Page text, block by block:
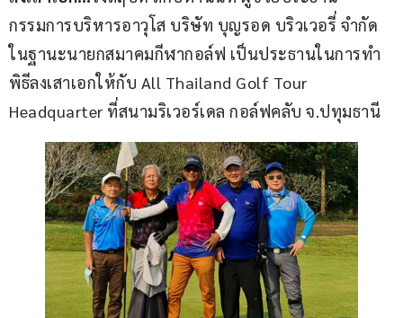
กรรมการบริหารอาวุโส บริษัท บุญรอด บริวเวอรี่ จำกัด
ในฐานะนายกสมาคมกีฬากอล์ฟ เป็นประธานในการทำ
พิธีลงเสาเอกให้กับ All Thailand Golf Tour
Headquarter ที่สนามริเวอร์เดล กอล์ฟคลับ จ.ปทุมธานี